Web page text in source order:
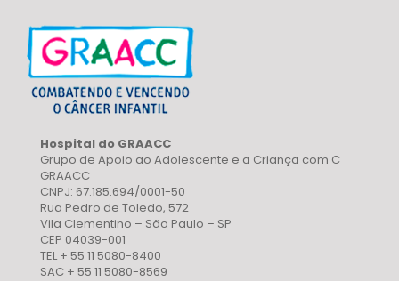
Hospital do GRAACC
Grupo de Apoio ao Adolescente e a Criança com C
GRAACC
CNPJ: 67.185.694/0001-50
Rua Pedro de Toledo, 572
Vila Clementino – São Paulo – SP
CEP 04039-001
TEL + 55 11 5080-8400
SAC + 55 11 5080-8569